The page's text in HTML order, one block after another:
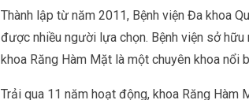
Thành lập từ năm 2011, Bệnh viện Đa khoa
được nhiều người lựa chọn. Bệnh viện sở
khoa Răng Hàm Mặt là một chuyên khoa nổi
Trải qua 11 năm hoạt động, khoa Răng Hàm